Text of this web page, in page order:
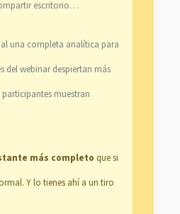
escritorio…
una completa analítica para
del webinar despiertan más
participantes muestran
más completo que si
Y lo tienes ahí a un tiro